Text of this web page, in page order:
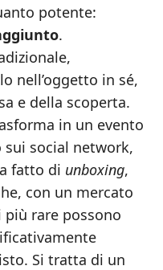
potente:
.
nell’oggetto in sé,
e della scoperta.
in un evento
sui social network,
fatto di unboxing,
con un mercato
più rare possono
Si tratta di un